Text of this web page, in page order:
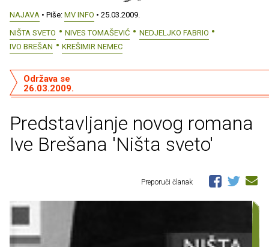
NAJAVA • Piše: MV INFO • 25.03.2009.
NIŠTA SVETO
NIVES TOMAŠEVIĆ
NEDJELJKO FABRIO
IVO BREŠAN
KREŠIMIR NEMEC
Predstavljanje novog romana
Ive Brešana 'Ništa sveto'
Održava se
26.03.2009.
Preporuči članak